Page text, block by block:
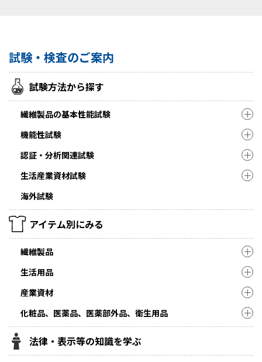
試験・検査のご案内
試験方法から探す
繊維製品の基本性能試験
機能性試験
認証・分析関連試験
生活産業資材試験
海外試験
アイテム別にみる
繊維製品
生活用品
産業資材
化粧品、医薬品、医薬部外品、衛生用品
法律・表示等の知識を学ぶ